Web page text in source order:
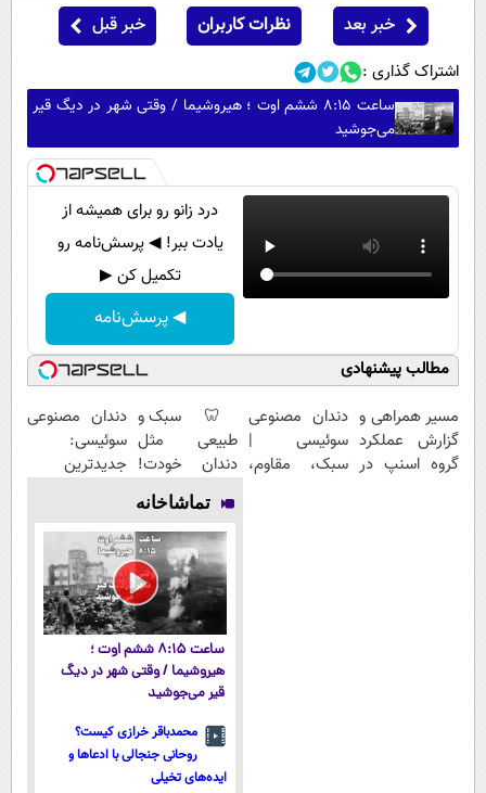
خبر بعد نظرات کاربران خبر قبل
اشتراک گذاری :
ساعت ۸:۱۵ ششم اوت ؛ هیروشیما / وقتی شهر در دیگ قیر
می‌جوشید
درد زانو رو برای همیشه از
یادت ببر! ◀ پرسش‌نامه رو
تکمیل کن ▶
◀ پرسش‌نامه
مطالب پیشنهادی
مسیر همراهی و
گزارش عملکرد
گروه اسنپ در
دندان مصنوعی
سوئیسی |
سبک، مقاوم،
🦷 سبک و
طبیعی مثل
دندان خودت!
نصب آسان و
پرداخت
اقساطی 💳 📍
تهران
دندان مصنوعی
سوئیسی:
جدیدترین
پرداخت قسطی
تماشاخانه
ساعت ۸:۱۵ ششم اوت ؛
هیروشیما / وقتی شهر در دیگ
قیر می‌جوشید
محمدباقر خرازی کیست؟
روحانی جنجالی با ادعاها و
ایده‌های تخیلی